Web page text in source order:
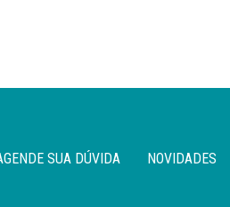
SUA DÚVIDA NOVIDADES